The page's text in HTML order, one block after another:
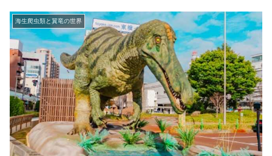
海生爬虫類と翼竜の世界